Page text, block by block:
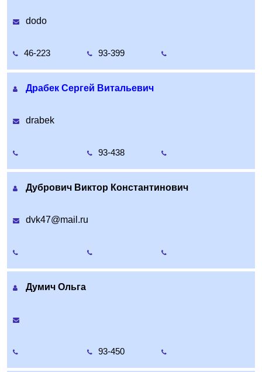
dodo
46-223 93-399
Драбек Сергей Витальевич
drabek
93-438
Дубрович Виктор Константинович
dvk47@mail.ru
Думич Ольга
93-450